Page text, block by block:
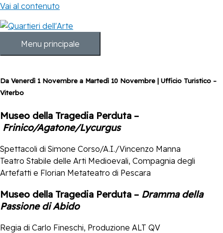
Vai al contenuto
Menu principale
Da Venerdì 1 Novembre a Martedì 10 Novembre | Ufficio Turistico –
Viterbo
Museo della Tragedia Perduta –
Frinico/Agatone/Lycurgus
Spettacoli di Simone Corso/A.I./Vincenzo Manna
Teatro Stabile delle Arti Medioevali, Compagnia degli
Artefatti e Florian Metateatro di Pescara
Museo della Tragedia Perduta – Dramma della
Passione di Abido
Regia di Carlo Fineschi, Produzione ALT QV